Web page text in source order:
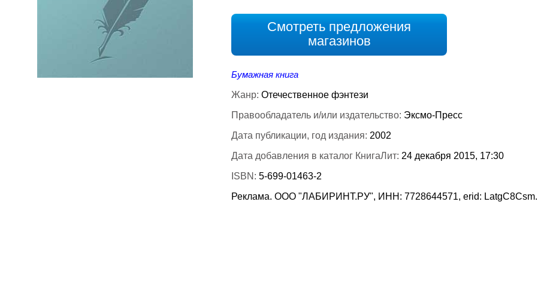
Смотреть предложения
магазинов
Бумажная книга
Жанр: Отечественное фэнтези
Правообладатель и/или издательство: Эксмо-Пресс
Дата публикации, год издания: 2002
Дата добавления в каталог КнигаЛит: 24 декабря 2015, 17:30
ISBN: 5-699-01463-2
Реклама. ООО "ЛАБИРИНТ.РУ", ИНН: 7728644571, erid: LatgC8Csm.